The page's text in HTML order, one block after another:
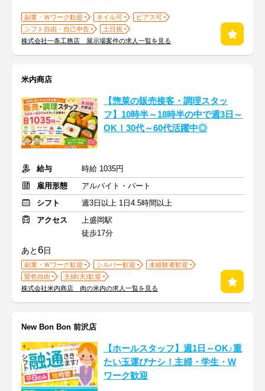
副業・Ｗワーク歓迎 ネイル可
ピアス可
シフト自由・自己申告
土日祝
株式会社一条工務店 展示場案件の求人一覧を見る
米内商店
【惣菜の販売接客・調理スタッ
フ】10時半～18時半の中で週3日～
OK！30代～60代活躍中◎
給与
時給 1035円
雇用形態
アルバイト・パート
シフト
週3日以上 1日4.5時間以上
アクセス
上盛岡駅
徒歩17分
あと6日
副業・Ｗワーク歓迎 シルバー歓迎
未経験者歓迎
髪色自由
主婦(夫)歓迎
株式会社米内商店 肉の米内の求人一覧を見る
New Bon Bon 前沢店
【ホールスタッフ】週1日～OK♪重
たい玉運びナシ！主婦・学生・W
ワーク歓迎